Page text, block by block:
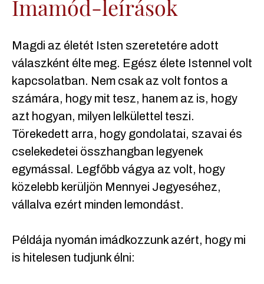
Imamód-leírások
Magdi az életét Isten szeretetére adott
válaszként élte meg. Egész élete Istennel volt
kapcsolatban. Nem csak az volt fontos a
számára, hogy mit tesz, hanem az is, hogy
azt hogyan, milyen lelkülettel teszi.
Törekedett arra, hogy gondolatai, szavai és
cselekedetei összhangban legyenek
egymással. Legfőbb vágya az volt, hogy
közelebb kerüljön Mennyei Jegyeséhez,
vállalva ezért minden lemondást.
Példája nyomán imádkozzunk azért, hogy mi
is hitelesen tudjunk élni: